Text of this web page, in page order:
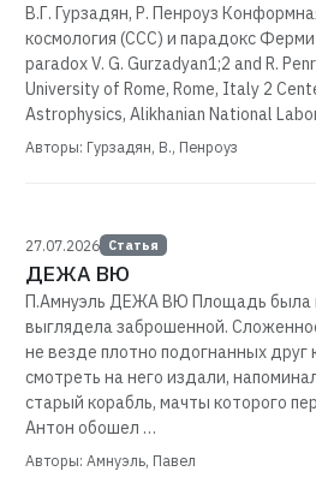
В.Г. Гурзадян, Р. Пенроуз
космология (ССС) и парадокс Ферми
paradox V. G. Gurzadyan1;2 and R.
University of Rome, Rome, Italy 2
Astrophysics, Alikhanian National
Авторы: Гурзадян, В., Пенроуз
27.07.2026 Статья
ДЕЖА ВЮ
П.Амнуэль ДЕЖА ВЮ Площадь была
выглядела заброшенной.
не везде плотно подогнанных друг
смотреть на него издали,
старый корабль, мачты которого
Антон обошел …
Авторы: Амнуэль, Павел